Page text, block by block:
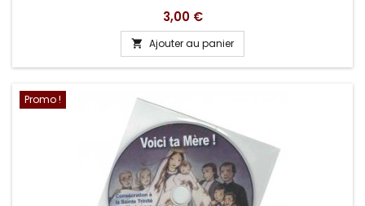
Prix
3,00 €
 Ajouter au panier
Promo !